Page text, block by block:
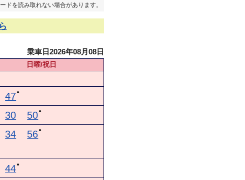
を読み取れない場合があります。
乗車日2026年08月08日
日曜/祝日
47●
30 50●
34 56●
44●